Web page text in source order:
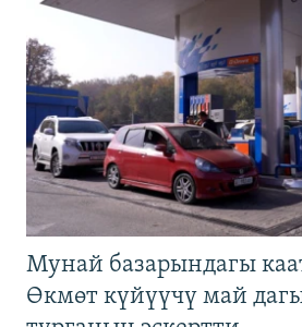
Мунай базарындагы
Өкмөт күйүүчү май